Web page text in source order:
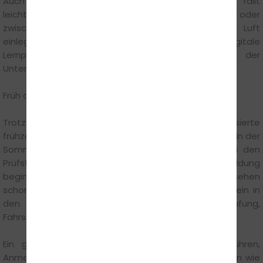
leichter, wenn man sich draußen hinsetzen oder
zwischendurch eine kleine Pause an der frischen Luft
einlegen kann. Wir bieten dazu die idealen digitale
Lernplattformen und Apps an, mit denen sich der
Unterricht ortsunabhängig vorbereiten lässt.
Früh anmelden lohnt sich
Trotz der idealen Bedingungen sollten Interessierte
frühzeitig planen. Steffen Münchgesang rät: „Gerade in der
Sommerzeit kann es zu längeren Wartezeiten bei den
Prüfstellen kommen. Wer im Juni mit der Ausbildung
beginnt und zügig durchkommt, kann realistisch gesehen
schon im August oder September seinen Führerschein in
den Händen halten“. Vorausgesetzt, Theorieprüfung,
Fahrstunden und Praxisprüfung verlaufen reibungslos.
Ein guter Tipp: Frühzeitig Beratungsgespräche führen,
Anmeldetermine buchen und die nötigen Unterlagen wie